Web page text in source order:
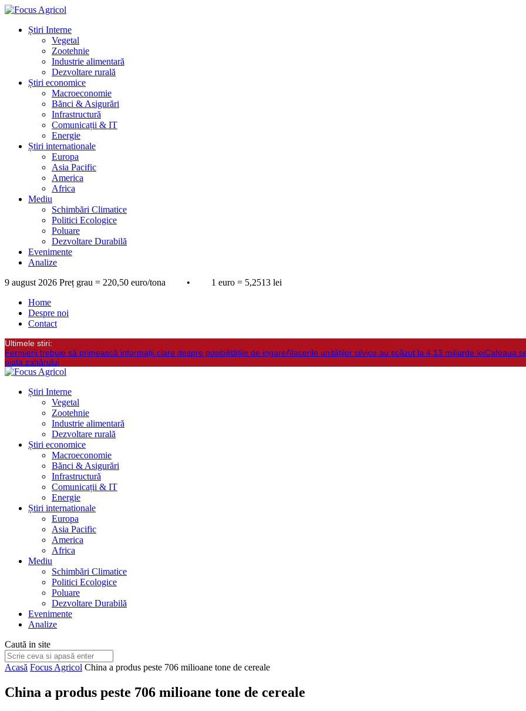
Știri Interne
Vegetal
Zootehnie
Industrie alimentară
Dezvoltare rurală
Știri economice
Macroeconomie
Bănci & Asigurări
Infrastructură
Comunicații & IT
Energie
Știri internationale
Europa
Asia Pacific
America
Africa
Mediu
Schimbări Climatice
Politici Ecologice
Poluare
Dezvoltare Durabilă
Evenimente
Analize
9 august 2026 Preț grau = 220,50 euro/tona • 1 euro = 5,2513 lei
Home
Despre noi
Contact
Ultimele stiri:
Fermierii trebuie să primească informații clare despre posibilitățile de irigareAfacerile unităților silvice au scăzut la 4,13 miliarde leiCafeaua
piața zahărului
Știri Interne
Vegetal
Zootehnie
Industrie alimentară
Dezvoltare rurală
Știri economice
Macroeconomie
Bănci & Asigurări
Infrastructură
Comunicații & IT
Energie
Știri internationale
Europa
Asia Pacific
America
Africa
Mediu
Schimbări Climatice
Politici Ecologice
Poluare
Dezvoltare Durabilă
Evenimente
Analize
Caută in site
Acasă Focus Agricol China a produs peste 706 milioane tone de cereale
China a produs peste 706 milioane tone de cereale